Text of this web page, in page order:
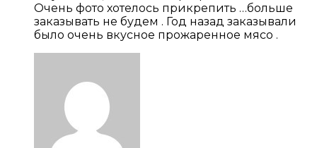
Очень фото хотелось прикрепить …больше
заказывать не будем . Год назад заказывали
было очень вкусное прожаренное мясо .